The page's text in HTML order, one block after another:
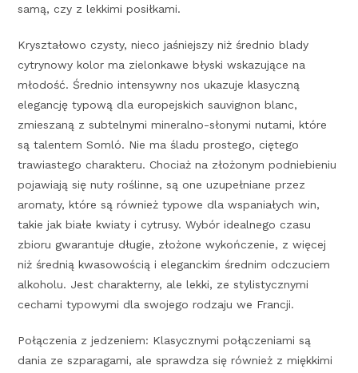
samą, czy z lekkimi posiłkami.
Kryształowo czysty, nieco jaśniejszy niż średnio blady
cytrynowy kolor ma zielonkawe błyski wskazujące na
młodość. Średnio intensywny nos ukazuje klasyczną
elegancję typową dla europejskich sauvignon blanc,
zmieszaną z subtelnymi mineralno-słonymi nutami, które
są talentem Somló. Nie ma śladu prostego, ciętego
trawiastego charakteru. Chociaż na złożonym podniebieniu
pojawiają się nuty roślinne, są one uzupełniane przez
aromaty, które są również typowe dla wspaniałych win,
takie jak białe kwiaty i cytrusy. Wybór idealnego czasu
zbioru gwarantuje długie, złożone wykończenie, z więcej
niż średnią kwasowością i eleganckim średnim odczuciem
alkoholu. Jest charakterny, ale lekki, ze stylistycznymi
cechami typowymi dla swojego rodzaju we Francji.
Połączenia z jedzeniem: Klasycznymi połączeniami są
dania ze szparagami, ale sprawdza się również z miękkimi